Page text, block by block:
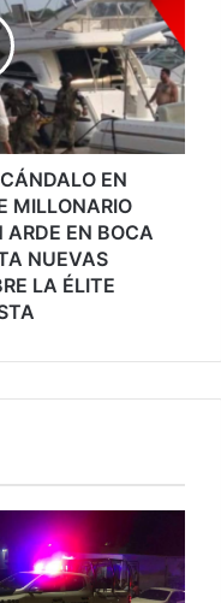
EN
MILLONARIO
ARDE EN BOCA
NUEVAS
LA ÉLITE